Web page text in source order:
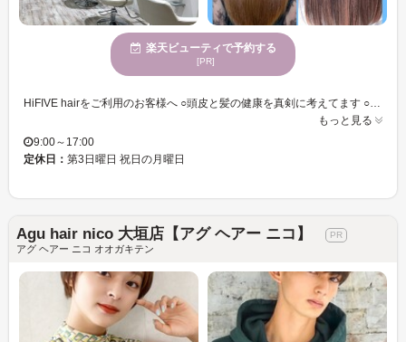
楽天ビューティで予約する
[PR]
HiFIVE hairをご利用のお客様へ ○頭皮と髪の健康を真剣に考えてます ○男性、女性を別室で施術させて頂きます ○基本的には女性スタイリストは最後まで１人で対応させて頂きます ○駐車場は店舗前に８台駐車が可能です ○各種キャッシュレス決済に対応してます ○Refa、kinujo取扱店 ○ポイントカードでご来店毎にポイント進呈 割引あり ○新規様、ご紹介の方には特別クーポンあり 当店のこだわりメニュー ○カラー オーガニックカラーを使用 頭皮と髪に優しく、シミにくく匂いが少ないと好評です カラー前には頭皮の保護剤を塗布して 頭皮へのダメージを最小限にしてます カラーの前処理トリートメントも使用して、髪のダメージを最小限にします ○シャンプー、トリートメント お客様の髪の状態に合わせて シャンプートリートメントを使用します システムトリートメントも数種類選んでいただけます
もっと見る
9:00～17:00
定休日： 第3日曜日 祝日の月曜日
Agu hair nico 大垣店【アグ ヘアー ニコ】
アグ ヘアー ニコ オオガキテン